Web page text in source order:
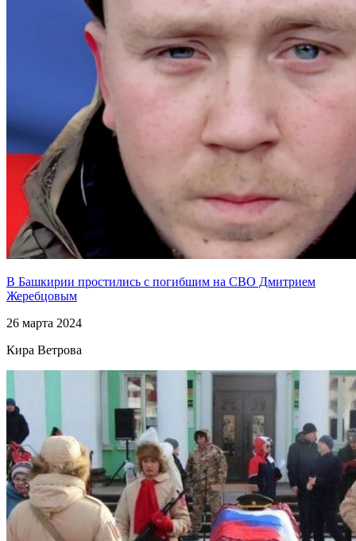
В Башкирии простились с погибшим на СВО Дмитрием
Жеребцовым
26 марта 2024
Кира Ветрова